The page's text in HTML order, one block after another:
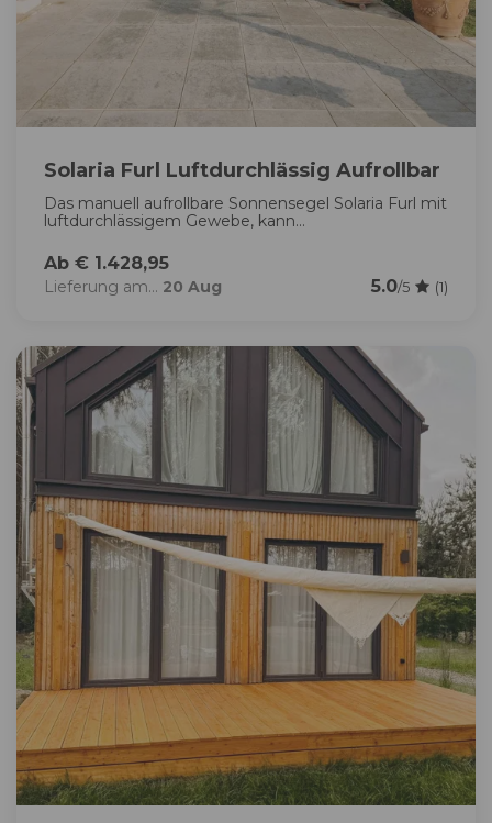
Solaria Furl Luftdurchlässig Aufrollbar
Das manuell aufrollbare Sonnensegel Solaria Furl mit
luftdurchlässigem Gewebe, kann...
Ab € 1.428,95
Lieferung am... 20 Aug 5.0/5 (1)